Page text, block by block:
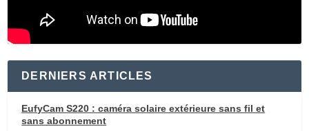
DERNIERS ARTICLES
EufyCam S220 : caméra solaire extérieure sans fil et
sans abonnement